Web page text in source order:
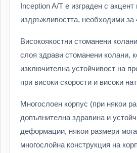
Inception A/T е изграден с
издръжливостта, необходими за
Високоякостни стоманени
слоя здрави стоманени колани,
изключителна устойчивост на
при високи скорости и високи
Многослоен корпус (при някои
допълнителна здравина и
деформации, някои размери
многослойна конструкция на